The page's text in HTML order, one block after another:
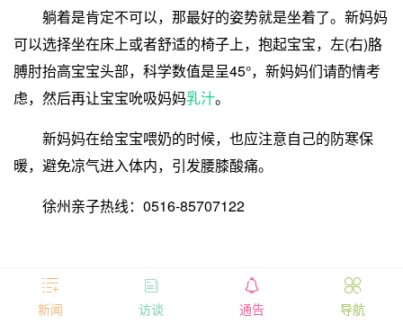
躺着是肯定不可以，那最好的姿势就是坐着了。新妈妈
可以选择坐在床上或者舒适的椅子上，抱起宝宝，左(右)胳
膊肘抬高宝宝头部，科学数值是呈45°，新妈妈们请酌情考
虑，然后再让宝宝吮吸妈妈乳汁。
新妈妈在给宝宝喂奶的时候，也应注意自己的防寒保
暖，避免凉气进入体内，引发腰膝酸痛。
徐州亲子热线：0516-85707122

新闻

访谈

通告

导航